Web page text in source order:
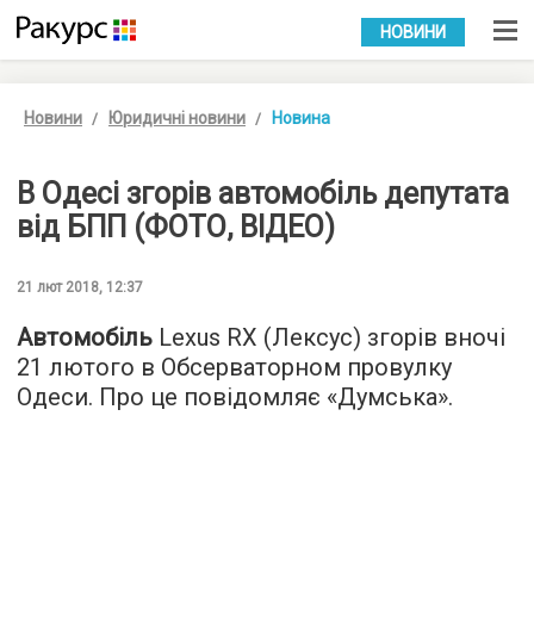
УКР РУС
НОВИНИ
Новини Юридичні новини Новина
В Одесі згорів автомобіль депутата
від БПП (ФОТО, ВІДЕО)
21 лют 2018, 12:37
Автомобіль Lexus RX (Лексус) згорів вночі
21 лютого в Обсерваторном провулку
Одеси. Про це повідомляє «Думська».